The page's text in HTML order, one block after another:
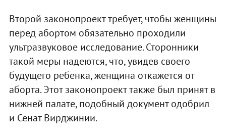
Второй законопроект требует, чтобы женщины
перед абортом обязательно проходили
ультразвуковое исследование. Сторонники
такой меры надеются, что, увидев своего
будущего ребенка, женщина откажется от
аборта. Этот законопроект также был принят в
нижней палате, подобный документ одобрил
и Сенат Вирджинии.